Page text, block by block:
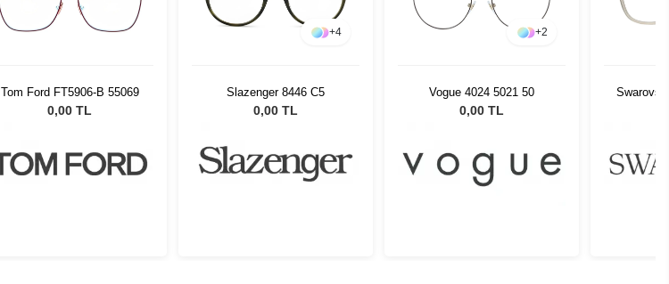
Tom Ford FT5906-B 55069
0,00 TL
+4
Slazenger 8446 C5
0,00 TL
+2
Vogue 4024 5021 50
0,00 TL